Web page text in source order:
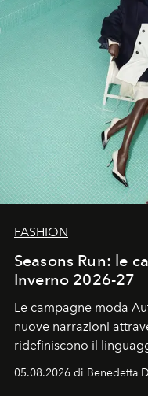
FASHION
Seasons Run: le
Inverno 2026-27
Le campagne moda
nuove narrazioni
ridefiniscono il
protagonisti del
contemporanea e
05.08.2026 di Benedetta